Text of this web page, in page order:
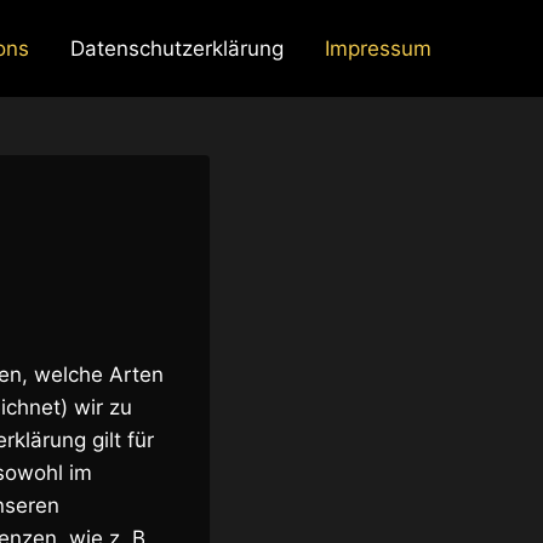
Datenschutzerklärung Impressum
welche Arten
wir zu
gilt für
im
wie z. B.